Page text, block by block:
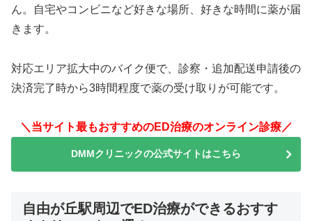
ん。自宅やコンビニなど好きな場所、好きな時間に薬が届
きます。
対応エリア拡大中のバイク便で、診察・追加配送申請後の
決済完了時から3時間程度で薬の受け取りが可能です。
＼当サイト最もおすすめのED治療のオンライン診療／
DMMクリニックの公式サイトはこちら
自由が丘駅周辺でED治療ができるおすす